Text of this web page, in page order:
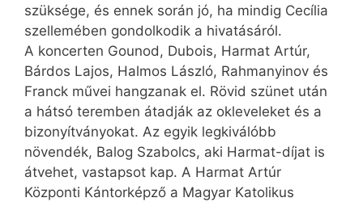
szüksége, és ennek során jó, ha mindig Cecília
szellemében gondolkodik a hivatásáról.
A koncerten Gounod, Dubois, Harmat Artúr,
Bárdos Lajos, Halmos László, Rahmanyi­nov és
Franck művei hangzanak el. Rövid szünet után
a hátsó teremben átadják az okleveleket és a
bizonyítványokat. Az egyik legkiválóbb
növendék, Balog Szabolcs, aki Harmat-díjat is
átvehet, vastapsot kap. A Harmat Artúr
Központi Kántorképző a Magyar Katolikus